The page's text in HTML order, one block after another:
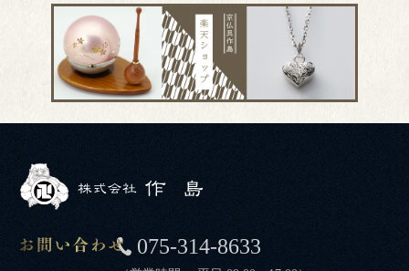
075-314-8633